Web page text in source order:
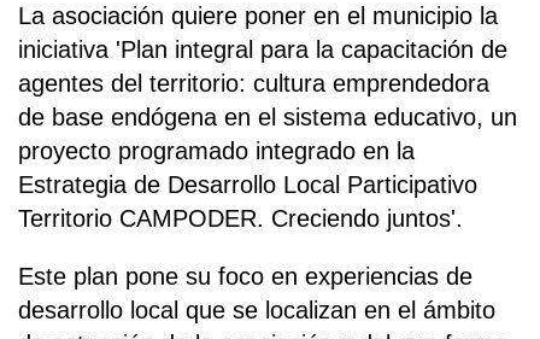
La asociación quiere poner en el municipio la
iniciativa 'Plan integral para la capacitación de
agentes del territorio: cultura emprendedora
de base endógena en el sistema educativo, un
proyecto programado integrado en la
Estrategia de Desarrollo Local Participativo
Territorio CAMPODER. Creciendo juntos'.
Este plan pone su foco en experiencias de
desarrollo local que se localizan en el ámbito